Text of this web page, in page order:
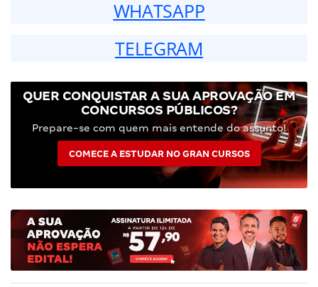
WHATSAPP
TELEGRAM
QUER CONQUISTAR A SUA APROVAÇÃO EM
CONCURSOS PÚBLICOS?
Prepare-se com quem mais entende do assunto!
COMECE A ESTUDAR NO GRAN CURSOS